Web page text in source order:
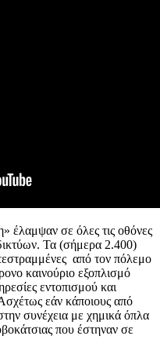
έλαμψαν σε όλες τις οθόνες
Τα (σήμερα 2.400)
από τον πόλεμο
καινούριο εξοπλισμό
εντοπισμού και
εάν κάποιους από
συνέχεια με χημικά όπλα
που έστηναν σε